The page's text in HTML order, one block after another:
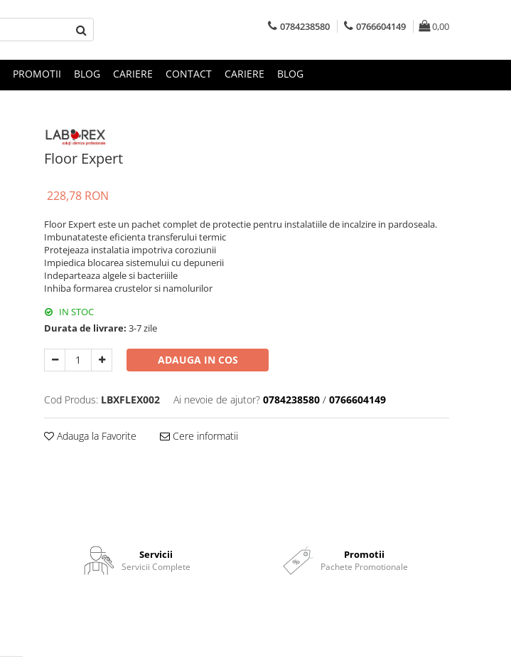
0784238580 0766604149 0,00
PROMOTII BLOG CARIERE CONTACT CARIERE BLOG
Floor Expert
228,78 RON
Floor Expert este un pachet complet de protectie pentru instalatiile de incalzire in pardoseala.
Imbunatateste eficienta transferului termic
Protejeaza instalatia impotriva coroziunii
Impiedica blocarea sistemului cu depunerii
Indeparteaza algele si bacteriiile
Inhiba formarea crustelor si namolurilor
IN STOC
Durata de livrare: 3-7 zile
ADAUGA IN COS
Cod Produs: LBXFLEX002 Ai nevoie de ajutor? 0784238580 / 0766604149
Adauga la Favorite Cere informatii
Servicii
Servicii Complete
Promotii
Pachete Promotionale